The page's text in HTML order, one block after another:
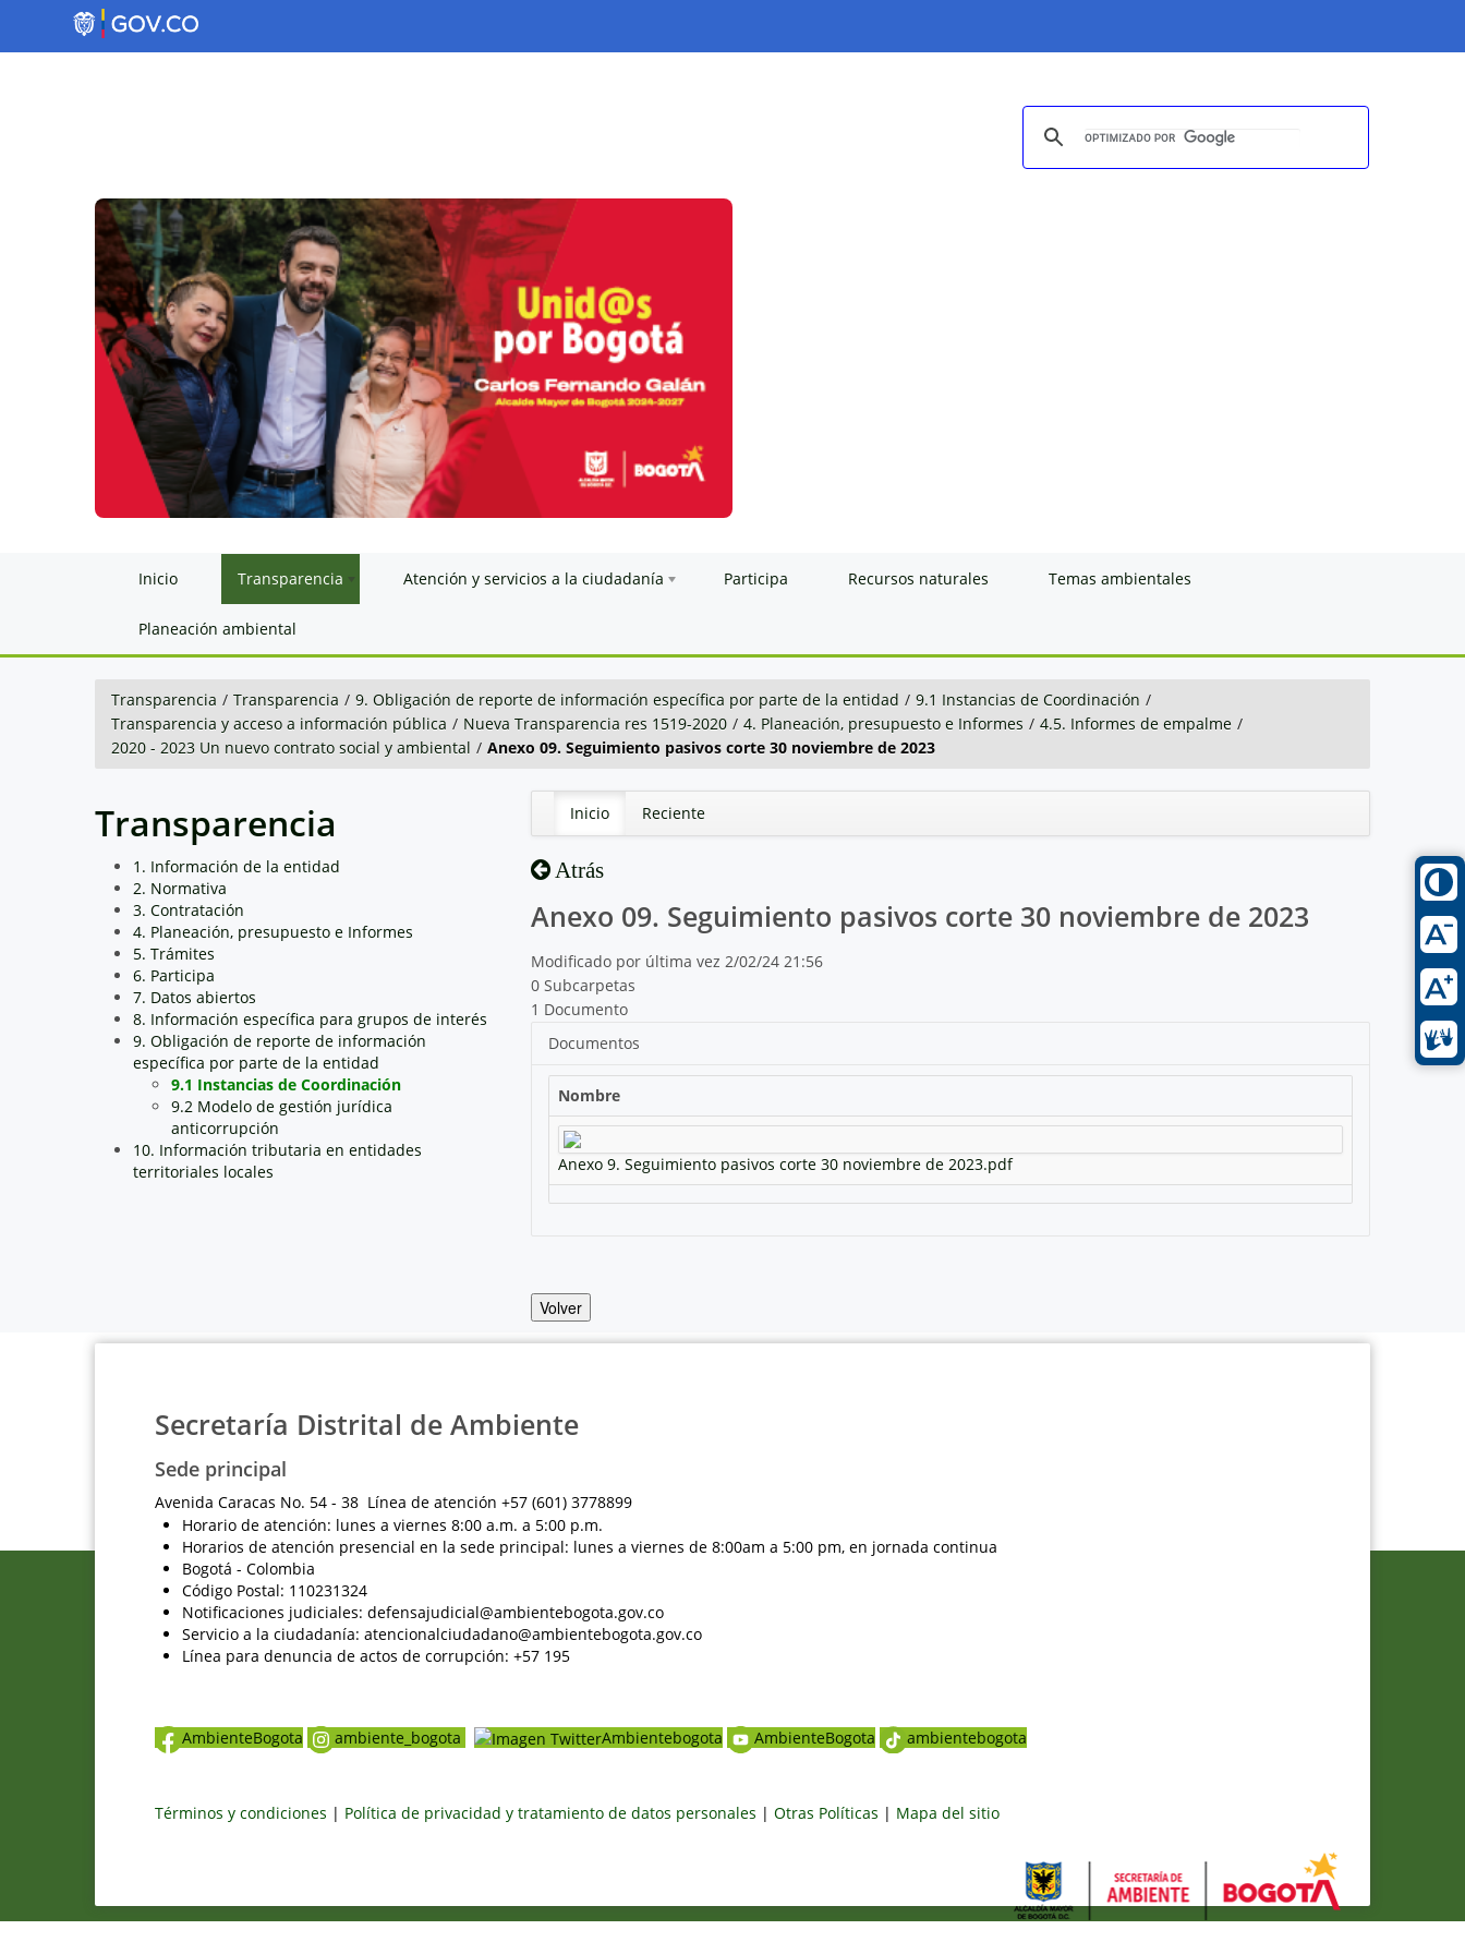
Inicio Transparencia Atención y servicios a la ciudadanía Participa Recursos naturales Temas ambientales
Planeación ambiental
Transparencia / Transparencia / 9. Obligación de reporte de información específica por parte de la entidad / 9.1 Instancias de Coordinación /
Transparencia y acceso a información pública / Nueva Transparencia res 1519-2020 / 4. Planeación, presupuesto e Informes / 4.5. Informes de empalme /
2020 - 2023 Un nuevo contrato social y ambiental / Anexo 09. Seguimiento pasivos corte 30 noviembre de 2023
Transparencia
1. Información de la entidad
2. Normativa
3. Contratación
4. Planeación, presupuesto e Informes
5. Trámites
6. Participa
7. Datos abiertos
8. Información específica para grupos de interés
9. Obligación de reporte de información
específica por parte de la entidad
9.1 Instancias de Coordinación
9.2 Modelo de gestión jurídica
anticorrupción
10. Información tributaria en entidades
territoriales locales
Inicio Reciente
Atrás
Anexo 09. Seguimiento pasivos corte 30 noviembre de 2023
Modificado por última vez 2/02/24 21:56
0 Subcarpetas
1 Documento
Documentos
Nombre
Anexo 9. Seguimiento pasivos corte 30 noviembre de 2023.pdf
Volver
Secretaría Distrital de Ambiente
Sede principal
Avenida Caracas No. 54 - 38 Línea de atención +57 (601) 3778899
Horario de atención: lunes a viernes 8:00 a.m. a 5:00 p.m.
Horarios de atención presencial en la sede principal: lunes a viernes de 8:00am a 5:00 pm, en jornada continua
Bogotá - Colombia
Código Postal: 110231324
Notificaciones judiciales: defensajudicial@ambientebogota.gov.co
Servicio a la ciudadanía: atencionalciudadano@ambientebogota.gov.co
Línea para denuncia de actos de corrupción: +57 195
AmbienteBogota ambiente_bogota Ambientebogota AmbienteBogota ambientebogota
Términos y condiciones | Política de privacidad y tratamiento de datos personales | Otras Políticas | Mapa del sitio